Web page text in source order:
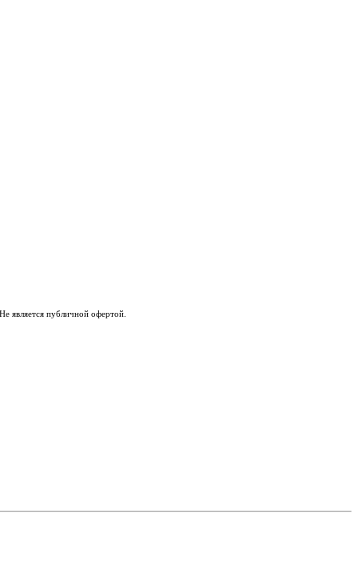
является публичной офертой.